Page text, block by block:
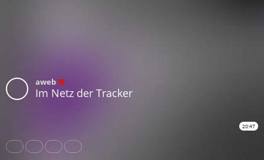
aweb
Im Netz der Tracker
20:47
Share Like